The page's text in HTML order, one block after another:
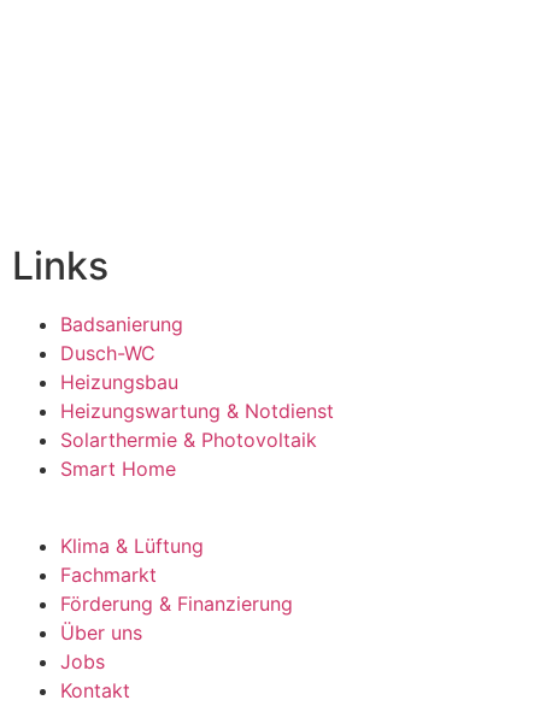
Links
Badsanierung
Dusch-WC
Heizungsbau
Heizungswartung & Notdienst
Solarthermie & Photovoltaik
Smart Home
Klima & Lüftung
Fachmarkt
Förderung & Finanzierung
Über uns
Jobs
Kontakt